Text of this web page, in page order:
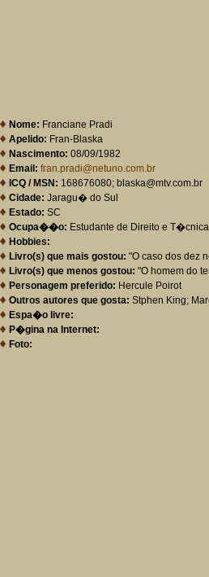
Nome: Franciane Pradi
Apelido: Fran-Blaska
Nascimento: 08/09/1982
Email: fran.pradi@netuno.com.br
ICQ / MSN: 168676080; blaska@mtv.com.br
Cidade: Jaragu� do Sul
Estado: SC
Ocupa��o: Estudante de Direito e
Hobbies:
Livro(s) que mais gostou: "O caso dos dez
Livro(s) que menos gostou: "O homem do
Personagem preferido: Hercule Poirot
Outros autores que gosta: Stphen King;
Espa�o livre:
P�gina na Internet:
Foto: